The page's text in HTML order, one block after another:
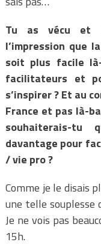
Tu as vécu et
l’impression que
soit plus facile
facilitateurs et
s’inspirer ? Et au
France et pas là-
souhaiterais-tu
davantage pour
/ vie pro ?
Comme je le disais
une telle souplesse
Je ne vois pas
15h.